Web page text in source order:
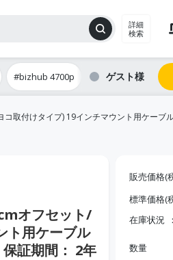
詳細
検索
#bizhub 4700p ゲスト
取付けタイプ) 19インチマウント用ケー
オフセット/
ト用ケーブル
証期間： 2年
販売価格(
標準価格(
在庫状況
数量